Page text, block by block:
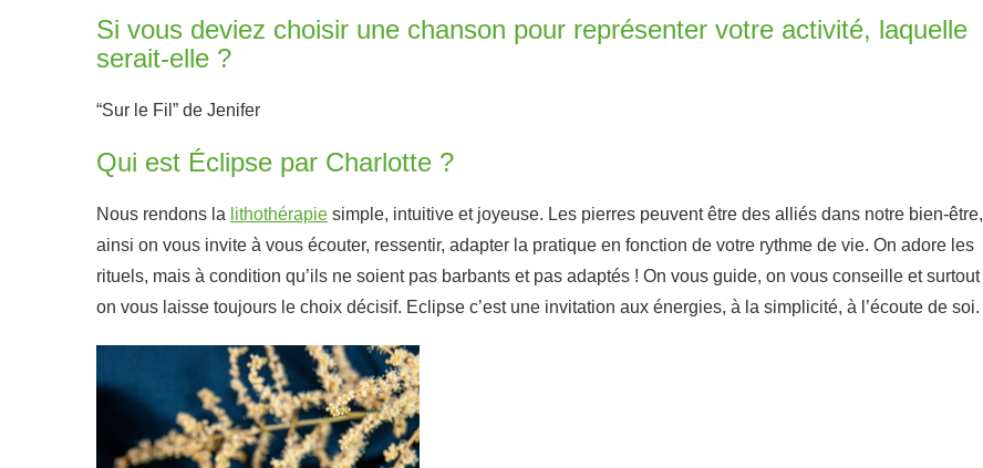
Si vous deviez choisir une chanson pour représenter votre activité, laquelle
serait-elle ?
“Sur le Fil” de Jenifer
Qui est Éclipse par Charlotte ?
Nous rendons la lithothérapie simple, intuitive et joyeuse. Les pierres peuvent être des alliés dans notre bien-être,
ainsi on vous invite à vous écouter, ressentir, adapter la pratique en fonction de votre rythme de vie. On adore les
rituels, mais à condition qu’ils ne soient pas barbants et pas adaptés ! On vous guide, on vous conseille et surtout
on vous laisse toujours le choix décisif. Eclipse c’est une invitation aux énergies, à la simplicité, à l’écoute de soi.